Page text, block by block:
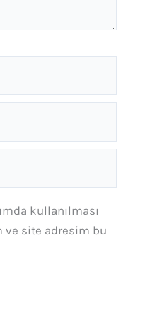
kullanılması
ve site adresim bu